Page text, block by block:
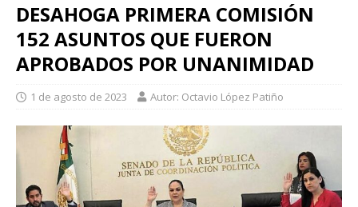
DESAHOGA PRIMERA COMISIÓN
152 ASUNTOS QUE FUERON
APROBADOS POR UNANIMIDAD
1 de agosto de 2023 Autor: Octavio López Patiño